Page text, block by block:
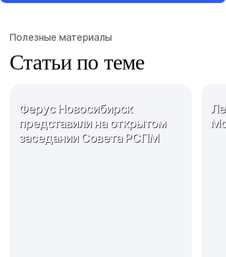
Полезные материалы
Статьи по теме
Ферус Новосибирск
представили на открытом
заседании Совета РСПМ